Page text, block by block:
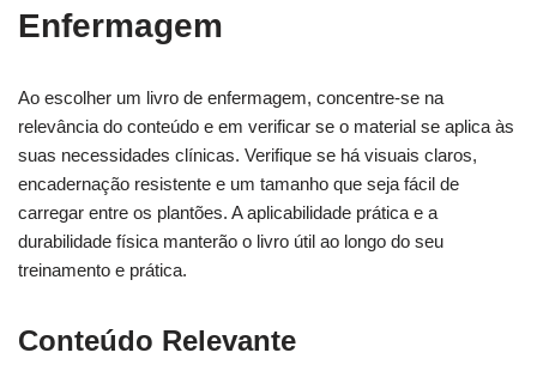
Enfermagem
Ao escolher um livro de enfermagem, concentre-se na
relevância do conteúdo e em verificar se o material se aplica às
suas necessidades clínicas. Verifique se há visuais claros,
encadernação resistente e um tamanho que seja fácil de
carregar entre os plantões. A aplicabilidade prática e a
durabilidade física manterão o livro útil ao longo do seu
treinamento e prática.
Conteúdo Relevante